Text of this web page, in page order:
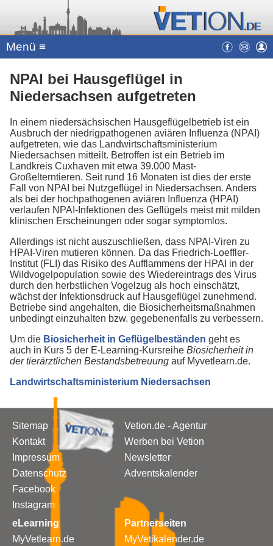
Menü ≡
NPAI bei Hausgeflügel in
Niedersachsen aufgetreten
In einem niedersächsischen Hausgeflügelbetrieb ist ein
Ausbruch der niedrigpathogenen aviären Influenza (NPAI)
aufgetreten, wie das Landwirtschaftsministerium
Niedersachsen mitteilt. Betroffen ist ein Betrieb im
Landkreis Cuxhaven mit etwa 39.000 Mast-
Großelterntieren. Seit rund 16 Monaten ist dies der erste
Fall von NPAI bei Nutzgeflügel in Niedersachsen. Anders
als bei der hochpathogenen aviären Influenza (HPAI)
verlaufen NPAI-Infektionen des Geflügels meist mit milden
klinischen Erscheinungen oder sogar symptomlos.
Allerdings ist nicht auszuschließen, dass NPAI-Viren zu
HPAI-Viren mutieren können. Da das Friedrich-Loeffler-
Institut (FLI) das Risiko des Aufflammens der HPAI in der
Wildvogelpopulation sowie des Wiedereintrags des Virus
durch den herbstlichen Vogelzug als hoch einschätzt,
wächst der Infektionsdruck auf Hausgeflügel zunehmend.
Betriebe sind angehalten, die Biosicherheitsmaßnahmen
unbedingt einzuhalten bzw. gegebenenfalls zu verbessern.
Um die Biosicherheit in Geflügelbeständen geht es
auch in Kurs 5 der E-Learning-Kursreihe Biosicherheit in
der tierärztlichen Bestandsbetreuung auf Myvetlearn.de.
Landwirtschaftsministerium Niedersachsen
Sitemap
Kontakt
Impressum
Datenschutz
Facebook
Instagram
Vetion.de - Agentur
Werben bei Vetion
Newsletter
Adventskalender
eLearning
MyVetlearn.de
Partnerseiten
MyVetikalender.de